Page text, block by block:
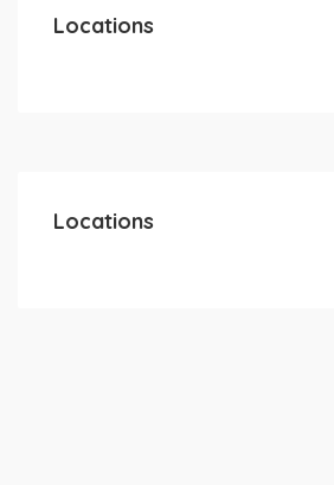
Locations
Locations